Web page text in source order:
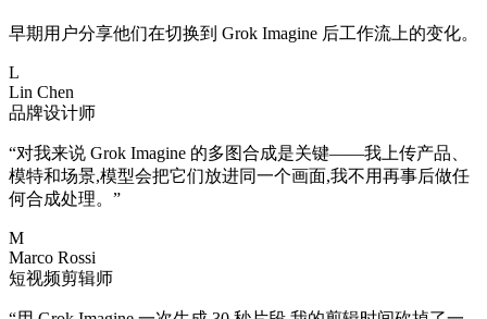
早期用户分享他们在切换到 Grok Imagine 后工作流上的变化。
L
Lin Chen
品牌设计师
“对我来说 Grok Imagine 的多图合成是关键——我上传产品、
模特和场景,模型会把它们放进同一个画面,我不用再事后做任
何合成处理。 ”
M
Marco Rossi
短视频剪辑师